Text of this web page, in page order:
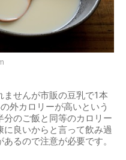
せんが市販の豆乳で1本
外カロリーが高いという
のご飯と同等のカロリー
良いからと言って飲み過
るので注意が必要です。